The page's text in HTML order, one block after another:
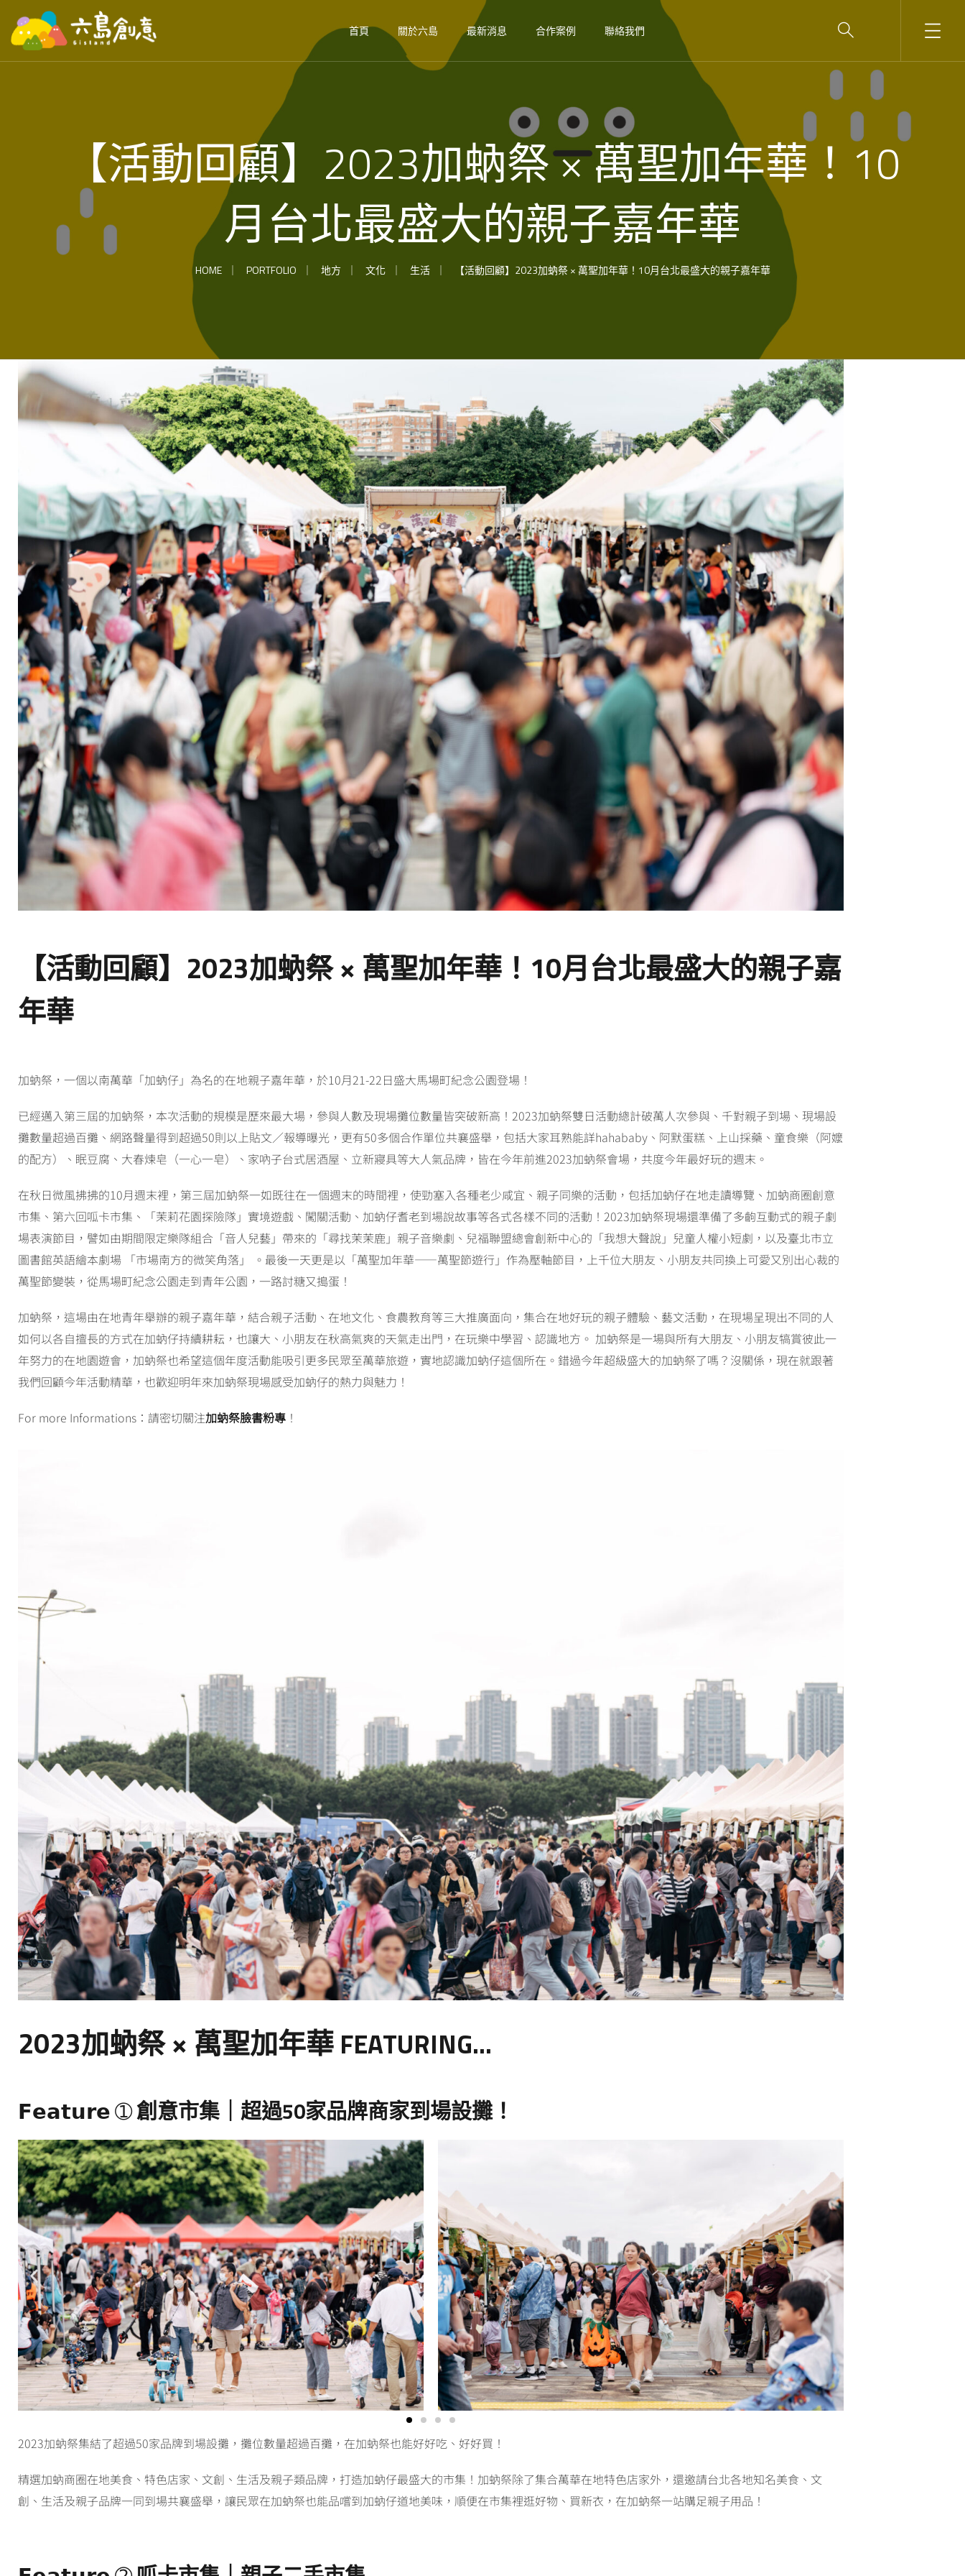
首頁 關於六島 最新消息 合作案例 聯絡我們
【活動回顧】2023加蚋祭 × 萬聖加年華！10
月台北最盛大的親子嘉年華
HOME PORTFOLIO 地方 文化 生活 【活動回顧】2023加蚋祭 × 萬聖加年華！10月台北最盛大的親子嘉年華
【活動回顧】2023加蚋祭 × 萬聖加年華！10月台北最盛大的親子嘉
年華
加蚋祭，一個以南萬華「加蚋仔」為名的在地親子嘉年華，於10月21-22日盛大馬場町紀念公園登場！
已經邁入第三屆的加蚋祭，本次活動的規模是歷來最大場，參與人數及現場攤位數量皆突破新高！2023加蚋祭雙日活動總計破萬人次參與、千對親子到場、現場設
攤數量超過百攤、網路聲量得到超過50則以上貼文／報導曝光，更有50多個合作單位共襄盛舉，包括大家耳熟能詳hahababy、阿默蛋糕、上山採藥、童食樂（阿嬤
的配方）、眠豆腐、大春煉皂（一心一皂）、家吶子台式居酒屋、立新寢具等大人氣品牌，皆在今年前進2023加蚋祭會場，共度今年最好玩的週末。
在秋日微風拂拂的10月週末裡，第三屆加蚋祭一如既往在一個週末的時間裡，使勁塞入各種老少咸宜、親子同樂的活動，包括加蚋仔在地走讀導覽、加蚋商圈創意
市集、第六回呱卡市集、「茉莉花園探險隊」實境遊戲、闖關活動、加蚋仔耆老到場說故事等各式各樣不同的活動！2023加蚋祭現場還準備了多齣互動式的親子劇
場表演節目，譬如由期間限定樂隊組合「音人兒藝」帶來的「尋找茉茉鹿」親子音樂劇、兒福聯盟總會創新中心的「我想大聲說」兒童人權小短劇，以及臺北市立
圖書館英語繪本劇場 「市場南方的微笑角落」 。最後一天更是以「萬聖加年華——萬聖節遊行」作為壓軸節目，上千位大朋友、小朋友共同換上可愛又別出心裁的
萬聖節變裝，從馬場町紀念公園走到青年公園，一路討糖又搗蛋！
加蚋祭，這場由在地青年舉辦的親子嘉年華，結合親子活動、在地文化、食農教育等三大推廣面向，集合在地好玩的親子體驗、藝文活動，在現場呈現出不同的人
如何以各自擅長的方式在加蚋仔持續耕耘，也讓大、小朋友在秋高氣爽的天氣走出門，在玩樂中學習、認識地方。 加蚋祭是一場與所有大朋友、小朋友犒賞彼此一
年努力的在地園遊會，加蚋祭也希望這個年度活動能吸引更多民眾至萬華旅遊，實地認識加蚋仔這個所在。錯過今年超級盛大的加蚋祭了嗎？沒關係，現在就跟著
我們回顧今年活動精華，也歡迎明年來加蚋祭現場感受加蚋仔的熱力與魅力！
For more Informations：請密切關注加蚋祭臉書粉專 ！
2023加蚋祭 × 萬聖加年華 FEATURING...
𝗙𝗲𝗮𝘁𝘂𝗿𝗲 ➀創意市集｜超過50家品牌商家到場設攤！
2023加蚋祭集結了超過50家品牌到場設攤，攤位數量超過百攤，在加蚋祭也能好好吃、好好買！
精選加蚋商圈在地美食、特色店家、文創、生活及親子類品牌，打造加蚋仔最盛大的市集！加蚋祭除了集合萬華在地特色店家外，還邀請台北各地知名美食、文
創、生活及親子品牌一同到場共襄盛舉，讓民眾在加蚋祭也能品嚐到加蚋仔道地美味，順便在市集裡逛好物、買新衣，在加蚋祭一站購足親子用品！